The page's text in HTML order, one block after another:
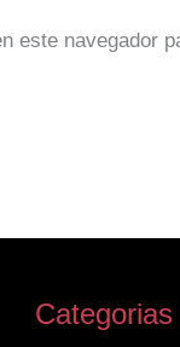
este navegador
Categorias